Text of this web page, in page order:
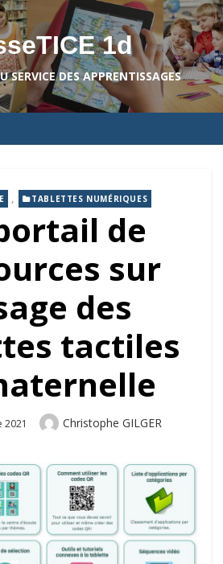
1d
SERVICE DES APPRENTISSAGES
, TABLETTES NUMÉRIQUES
de
sur
des
tactiles
2021 Author
Christophe GILGER